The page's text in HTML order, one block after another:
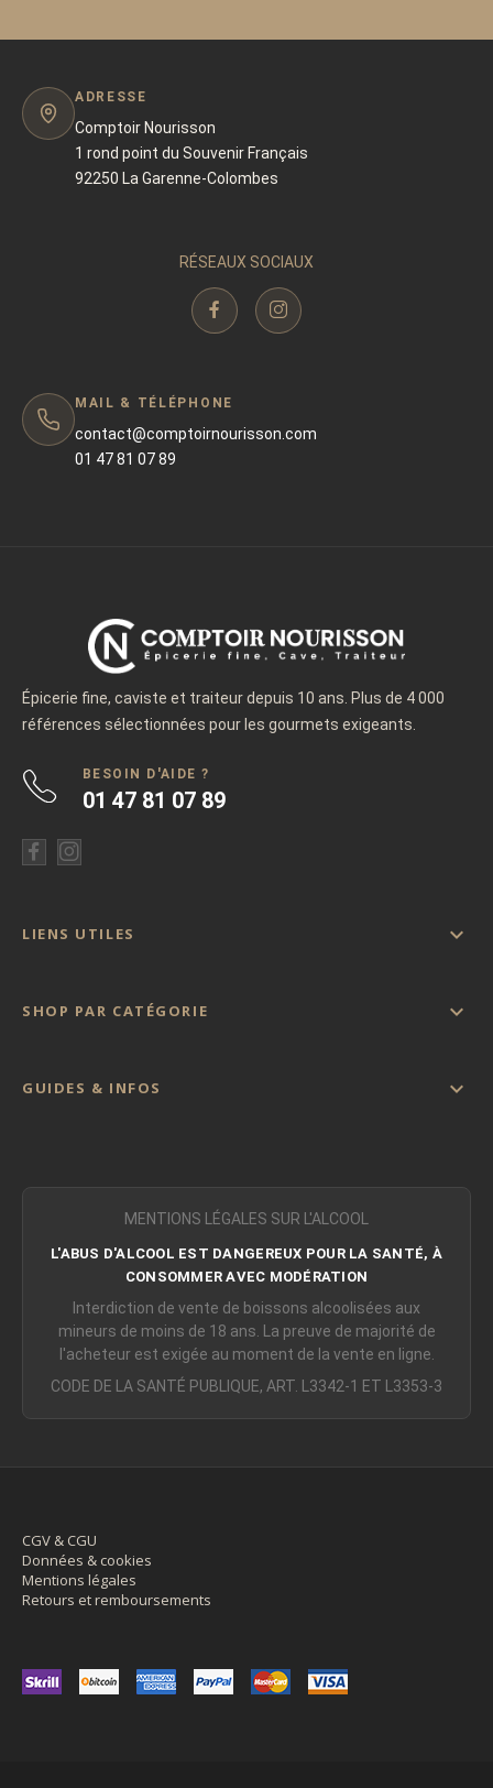
ADRESSE
Comptoir Nourisson
1 rond point du Souvenir Français
92250 La Garenne-Colombes
RÉSEAUX SOCIAUX
MAIL & TÉLÉPHONE
contact@comptoirnourisson.com
01 47 81 07 89
Épicerie fine, caviste et traiteur depuis 10 ans. Plus de 4 000
références sélectionnées pour les gourmets exigeants.
BESOIN D'AIDE ?
01 47 81 07 89
LIENS UTILES 
SHOP PAR CATÉGORIE 
GUIDES & INFOS 
MENTIONS LÉGALES SUR L'ALCOOL
L'ABUS D'ALCOOL EST DANGEREUX POUR LA SANTÉ, À
CONSOMMER AVEC MODÉRATION
Interdiction de vente de boissons alcoolisées aux
mineurs de moins de 18 ans. La preuve de majorité de
l'acheteur est exigée au moment de la vente en ligne.
CODE DE LA SANTÉ PUBLIQUE, ART. L3342-1 ET L3353-3
CGV & CGU
Données & cookies
Mentions légales
Retours et remboursements